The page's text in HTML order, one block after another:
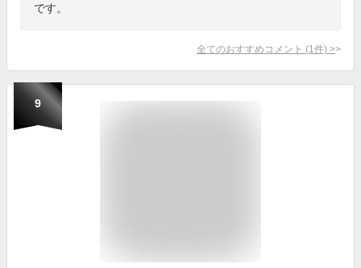
です。
全てのおすすめコメント (1 件) >
9